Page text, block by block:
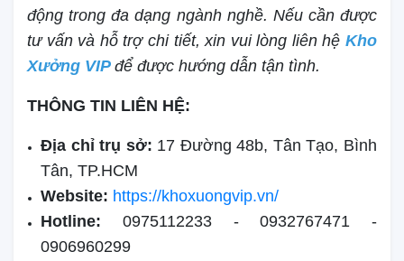
động trong đa dạng ngành nghề. Nếu cần được
tư vấn và hỗ trợ chi tiết, xin vui lòng liên hệ Kho
Xưởng VIP để được hướng dẫn tận tình.
THÔNG TIN LIÊN HỆ:
Địa chỉ trụ sở: 17 Đường 48b, Tân Tạo, Bình
Tân, TP.HCM
Website: https://khoxuongvip.vn/
Hotline: 0975112233 - 0932767471 -
0906960299